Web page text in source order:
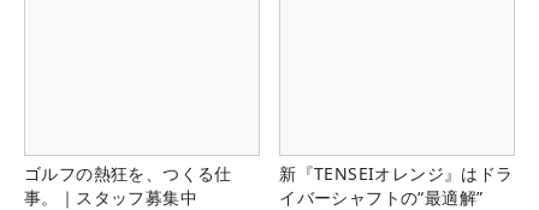
ゴルフの熱狂を、つくる仕
事。｜スタッフ募集中
新『TENSEIオレンジ』はドラ
イバーシャフトの“最適解”